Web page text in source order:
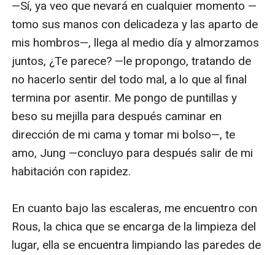
—Sí, ya veo que nevará en cualquier momento —
tomo sus manos con delicadeza y las aparto de
mis hombros—, llega al medio día y almorzamos
juntos, ¿Te parece? —le propongo, tratando de
no hacerlo sentir del todo mal, a lo que al final
termina por asentir. Me pongo de puntillas y
beso su mejilla para después caminar en
dirección de mi cama y tomar mi bolso—, te
amo, Jung —concluyo para después salir de mi
habitación con rapidez.
En cuanto bajo las escaleras, me encuentro con
Rous, la chica que se encarga de la limpieza del
lugar, ella se encuentra limpiando las paredes de